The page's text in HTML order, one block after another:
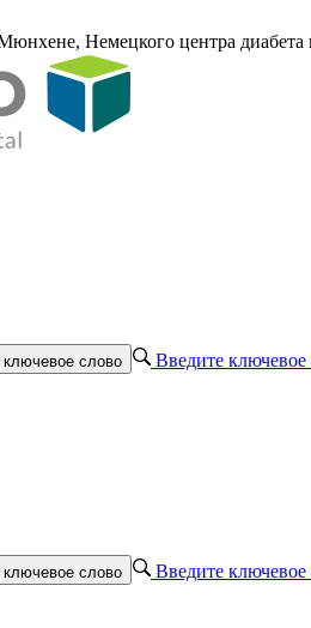
Немецкого центра диабета
ключевое слово Введите ключевое
ключевое слово Введите ключевое